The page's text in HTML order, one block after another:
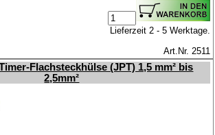
Lieferzeit 2 - 5 Werktage.
Art.Nr. 2511
Flachsteckhülse (JPT) 1,5 mm² bis
2,5mm²